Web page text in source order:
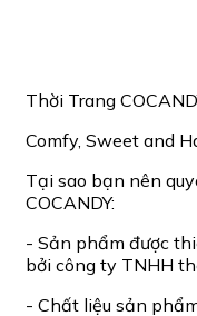
Thời Trang
Comfy, Sweet and
Tại sao bạn nên
COCANDY:
- Sản phẩm được
bởi công ty TNHH
- Chất liệu sản